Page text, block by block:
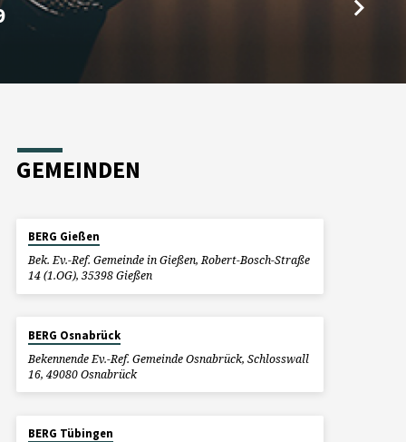
GEMEINDEN
BERG Gießen
Bek. Ev.-Ref. Gemeinde in Gießen, Robert-Bosch-Straße
14 (1.OG), 35398 Gießen
BERG Osnabrück
Bekennende Ev.-Ref. Gemeinde Osnabrück, Schlosswall
16, 49080 Osnabrück
BERG Tübingen